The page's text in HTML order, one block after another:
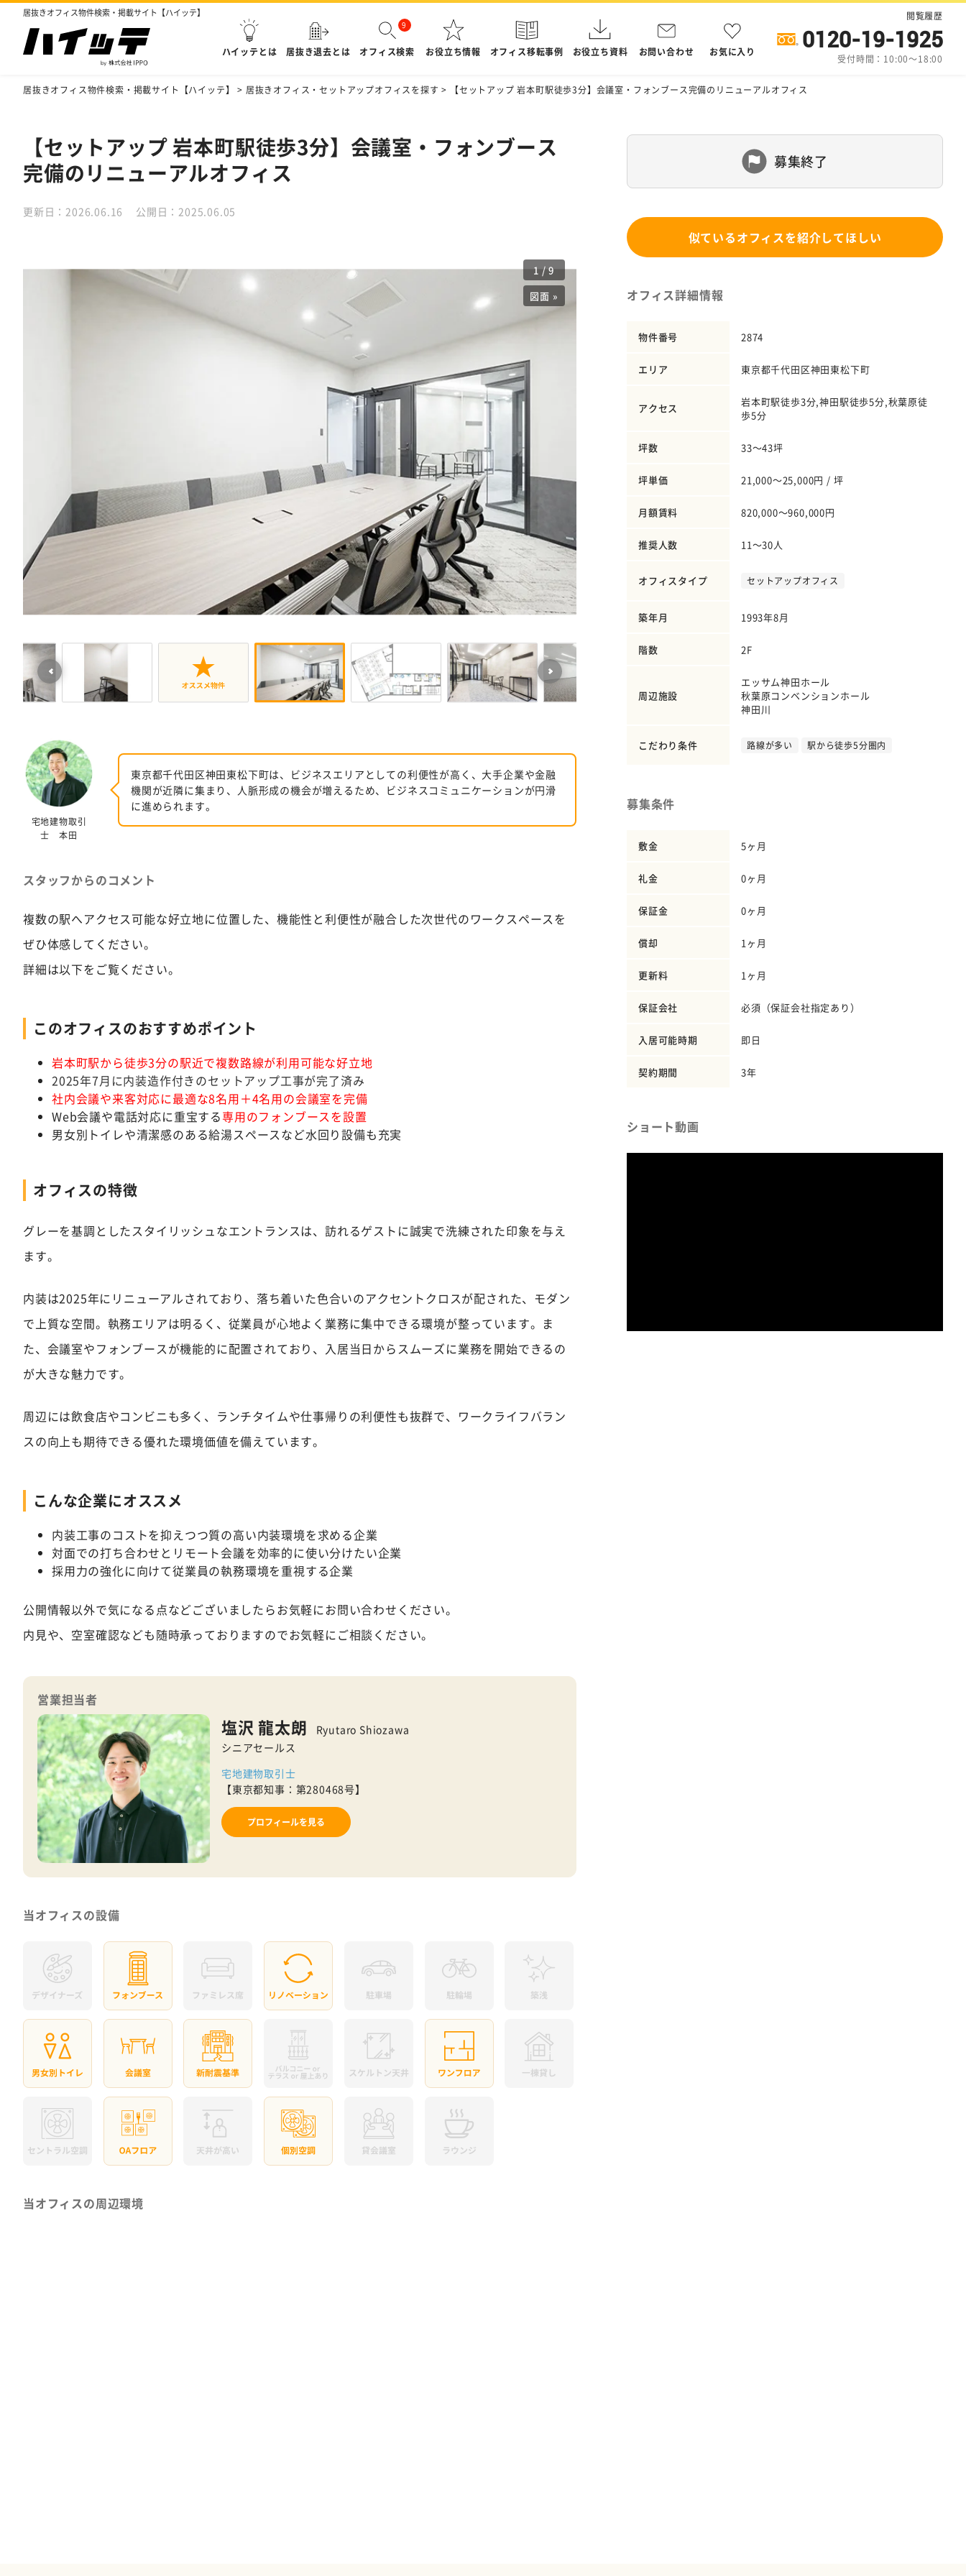
居抜きオフィス物件検索・掲載サイト【ハイッテ】
ハイッテとは 居抜き退去とは オフィス検索 お役立ち情報 オフィス移転事例 お役立ち資料 お問い合わせ お気に入り
閲覧履歴
0120-19-1925
受付時間：10:00～18:00
居抜きオフィス物件検索・掲載サイト【ハイッテ】 > 居抜きオフィス・セットアップオフィスを探す > 【セットアップ 岩本町駅徒歩3分】会議室・フォンブース完備のリニューアルオフィス
【セットアップ 岩本町駅徒歩3分】会議室・フォンブース
完備のリニューアルオフィス
更新日：2026.06.16 公開日：2025.06.05
1/9
図面 »
宅地建物取引
士 本田
東京都千代田区神田東松下町は、ビジネスエリアとしての利便性が高く、大手企業や金融
機関が近隣に集まり、人脈形成の機会が増えるため、ビジネスコミュニケーションが円滑
に進められます。
募集終了
似ているオフィスを紹介してほしい
オフィス詳細情報
物件番号 2874
エリア 東京都千代田区神田東松下町
アクセス
岩本町駅徒歩3分,神田駅徒歩5分,秋葉原徒
歩5分
坪数 33～43坪
坪単価 21,000～25,000円 / 坪
月額賃料 820,000～960,000円
推奨人数 11～30人
オフィスタイプ セットアップオフィス
築年月 1993年8月
階数 2F
周辺施設
エッサム神田ホール
秋葉原コンベンションホール
神田川
こだわり条件 路線が多い 駅から徒歩5分圏内
募集条件
敷金 5ヶ月
礼金 0ヶ月
保証金 0ヶ月
償却 1ヶ月
更新料 1ヶ月
保証会社 必須（保証会社指定あり）
入居可能時期 即日
契約期間 3年
ショート動画
スタッフからのコメント
複数の駅へアクセス可能な好立地に位置した、機能性と利便性が融合した次世代のワークスペースを
ぜひ体感してください。
詳細は以下をご覧ください。
このオフィスのおすすめポイント
岩本町駅から徒歩3分の駅近で複数路線が利用可能な好立地
2025年7月に内装造作付きのセットアップ工事が完了済み
社内会議や来客対応に最適な8名用＋4名用の会議室を完備
Web会議や電話対応に重宝する専用のフォンブースを設置
男女別トイレや清潔感のある給湯スペースなど水回り設備も充実
オフィスの特徴
グレーを基調としたスタイリッシュなエントランスは、訪れるゲストに誠実で洗練された印象を与え
ます。
内装は2025年にリニューアルされており、落ち着いた色合いのアクセントクロスが配された、モダン
で上質な空間。執務エリアは明るく、従業員が心地よく業務に集中できる環境が整っています。ま
た、会議室やフォンブースが機能的に配置されており、入居当日からスムーズに業務を開始できるの
が大きな魅力です。
周辺には飲食店やコンビニも多く、ランチタイムや仕事帰りの利便性も抜群で、ワークライフバラン
スの向上も期待できる優れた環境価値を備えています。
こんな企業にオススメ
内装工事のコストを抑えつつ質の高い内装環境を求める企業
対面での打ち合わせとリモート会議を効率的に使い分けたい企業
採用力の強化に向けて従業員の執務環境を重視する企業
公開情報以外で気になる点などございましたらお気軽にお問い合わせください。
内見や、空室確認なども随時承っておりますのでお気軽にご相談ください。
営業担当者
塩沢 龍太朗
Ryutaro Shiozawa
シニアセールス
宅地建物取引士
【東京都知事：第280468号】
プロフィールを見る
当オフィスの設備
当オフィスの周辺環境